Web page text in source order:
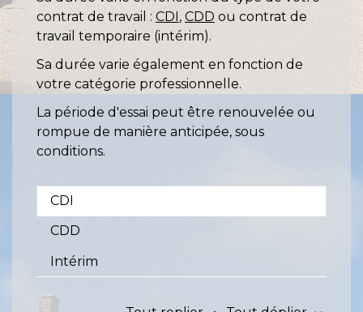
contrat de travail : CDI, CDD ou contrat de
travail temporaire (intérim).
Sa durée varie également en fonction de
votre catégorie professionnelle.
La période d'essai peut être renouvelée ou
rompue de manière anticipée, sous
conditions.
CDI
CDD
Intérim